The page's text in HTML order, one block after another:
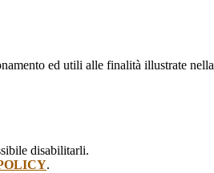
ed utili alle finalità illustrate nella
disabilitarli.
.